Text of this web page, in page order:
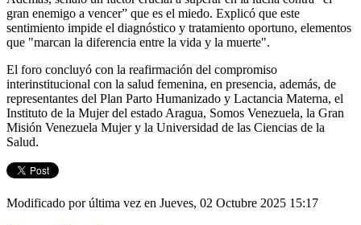
gran enemigo a vencer” que es el miedo. Explicó que este
sentimiento impide el diagnóstico y tratamiento oportuno, elementos
que "marcan la diferencia entre la vida y la muerte".
El foro concluyó con la reafirmación del compromiso
interinstitucional con la salud femenina, en presencia, además, de
representantes del Plan Parto Humanizado y Lactancia Materna, el
Instituto de la Mujer del estado Aragua, Somos Venezuela, la Gran
Misión Venezuela Mujer y la Universidad de las Ciencias de la
Salud.
Modificado por última vez en Jueves, 02 Octubre 2025 15:17